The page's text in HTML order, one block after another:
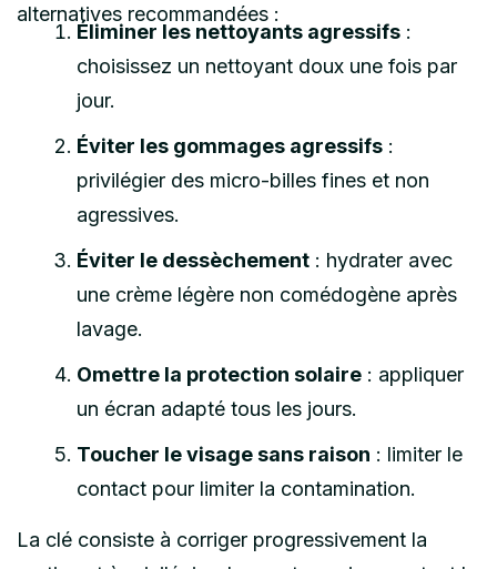
alternatives recommandées :
Éliminer les nettoyants agressifs :
choisissez un nettoyant doux une fois par
jour.
Éviter les gommages agressifs :
privilégier des micro-billes fines et non
agressives.
Éviter le dessèchement : hydrater avec
une crème légère non comédogène après
lavage.
Omettre la protection solaire : appliquer
un écran adapté tous les jours.
Toucher le visage sans raison : limiter le
contact pour limiter la contamination.
La clé consiste à corriger progressivement la